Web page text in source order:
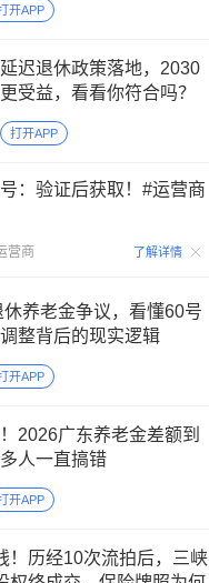
开APP
迟退休政策落地，2030
受益，看看你符合吗？
打开APP
：验证后获取！#运营商
营商 了解详情
养老金争议，看懂60号
整背后的现实逻辑
开APP
2026广东养老金差额到
人一直搞错
开APP
！历经10次流拍后，三峡